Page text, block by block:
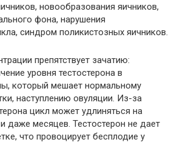
новообразования яичников,
фона, нарушения
синдром поликистозных яичников.
препятствует зачатию:
уровня тестостерона в
который мешает нормальному
наступлению овуляции. Из-за
цикл может удлиняться на
даже месяцев. Тестостерон не дает
что провоцирует бесплодие у